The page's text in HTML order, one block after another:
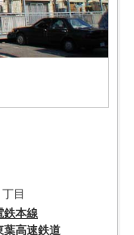
目
鉄本線
葉高速鉄道